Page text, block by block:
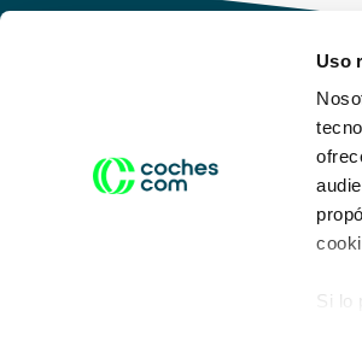
Uso
Si lo
Conduce tu futuro,
desata tu movilidad